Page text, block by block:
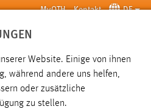
MyOTH Kontakt DE
SUCHE
Website. Einige von ihnen
während andere uns helfen,
oder zusätzliche
zu stellen.